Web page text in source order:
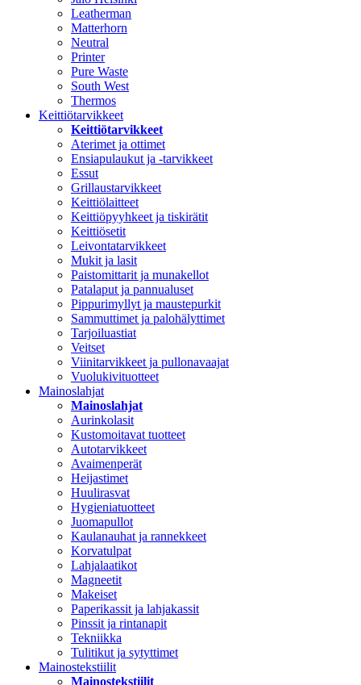
Leatherman
Matterhorn
Neutral
Printer
Pure Waste
South West
Thermos
Keittiötarvikkeet
Keittiötarvikkeet
Aterimet ja ottimet
Ensiapulaukut ja -tarvikkeet
Essut
Grillaustarvikkeet
Keittiölaitteet
Keittiöpyyhkeet ja tiskirätit
Keittiösetit
Leivontatarvikkeet
Mukit ja lasit
Paistomittarit ja munakellot
Patalaput ja pannualuset
Pippurimyllyt ja maustepurkit
Sammuttimet ja palohälyttimet
Tarjoiluastiat
Veitset
Viinitarvikkeet ja pullonavaajat
Vuolukivituotteet
Mainoslahjat
Mainoslahjat
Aurinkolasit
Kustomoitavat tuotteet
Autotarvikkeet
Avaimenperät
Heijastimet
Huulirasvat
Hygieniatuotteet
Juomapullot
Kaulanauhat ja rannekkeet
Korvatulpat
Lahjalaatikot
Magneetit
Makeiset
Paperikassit ja lahjakassit
Pinssit ja rintanapit
Tekniikka
Tulitikut ja sytyttimet
Mainostekstiilit
Mainostekstiilit